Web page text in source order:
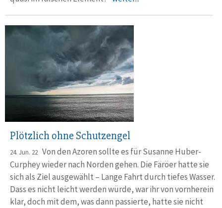
Plötzlich ohne Schutzengel
24. Jun. 22 Von den Azoren sollte es für Susanne Huber-
Curphey wieder nach Norden gehen. Die Färöer hatte sie
sich als Ziel ausgewählt – Lange Fahrt durch tiefes Wasser.
Dass es nicht leicht werden würde, war ihr von vornherein
klar, doch mit dem, was dann passierte, hatte sie nicht